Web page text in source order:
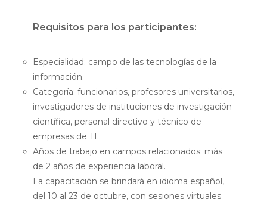
Requisitos para los participantes:
Especialidad: campo de las tecnologías de la
información.
Categoría: funcionarios, profesores universitarios,
investigadores de instituciones de investigación
científica, personal directivo y técnico de
empresas de TI.
Años de trabajo en campos relacionados: más
de 2 años de experiencia laboral.
La capacitación se brindará en idioma español,
del 10 al 23 de octubre, con sesiones virtuales